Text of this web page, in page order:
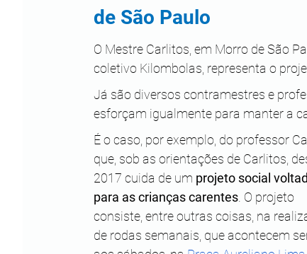
de São Paulo
O Mestre Carlitos, em Morro de São
coletivo Kilombolas, representa o
Já são diversos contramestres e
esforçam igualmente para manter a
É o caso, por exemplo, do professor
que, sob as orientações de Carlitos,
2017 cuida de um projeto social
para as crianças carentes . O projeto
consiste, entre outras coisas, na
de rodas semanais, que acontecem